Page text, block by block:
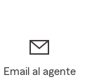
Email al agente